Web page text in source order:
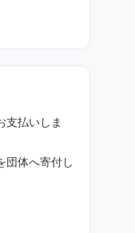
支払いしま
団体へ寄付し